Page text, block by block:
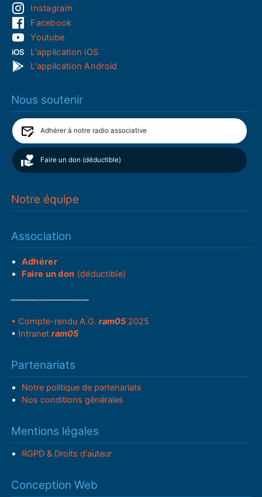
Instagram
Facebook
Youtube
L'application iOS
L'application Android
Nous soutenir
Adhérer à notre radio associative
Faire un don (déductible)
Notre équipe
Association
Adhérer
Faire un don (déductible)
• Compte-rendu A.G.ram05 2025
• Intranetram05
Partenariats
Notre politique de partenariats
Nos conditions générales
Mentions légales
RGPD & Droits d'auteur
Conception Web